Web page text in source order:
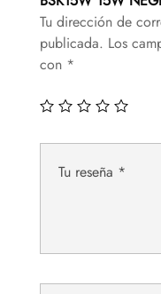
Tu dirección de
publicada. Los
con *